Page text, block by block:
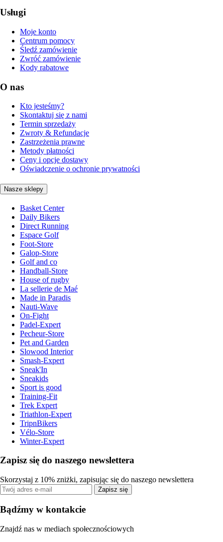
Usługi
Moje konto
Centrum pomocy
Śledź zamówienie
Zwróć zamówienie
Kody rabatowe
O nas
Kto jesteśmy?
Skontaktuj się z nami
Termin sprzedaży
Zwroty & Refundacje
Zastrzeżenia prawne
Metody płatności
Ceny i opcje dostawy
Oświadczenie o ochronie prywatności
Nasze sklepy
Basket Center
Daily Bikers
Direct Running
Espace Golf
Foot-Store
Galop-Store
Golf and co
Handball-Store
House of rugby
La sellerie de Maé
Made in Paradis
Nauti-Wave
On-Fight
Padel-Expert
Pecheur-Store
Pet and Garden
Slowood Interior
Smash-Expert
Sneak'In
Sneakids
Sport is good
Training-Fit
Trek Expert
Triathlon-Expert
TripnBikers
Vélo-Store
Winter-Expert
Zapisz się do naszego newslettera
Skorzystaj z 10% zniżki, zapisując się do naszego newslettera
Zapisz się
Bądźmy w kontakcie
Znajdź nas w mediach społecznościowych